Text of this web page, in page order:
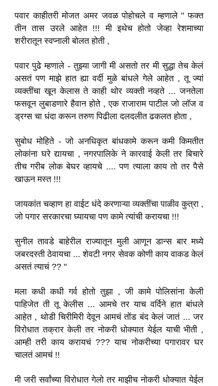
पवार काहीतरी मोजत अमर जवळ पोहोचले व म्हणाले " फक्त
तीन तास उरले आहेत !!! मी इथेच होतो जेव्हा रेशमाच्या
शरीरातून स्वप्नाली बोलत होती ,
पवार पुढे म्हणाले - तुझ्या जागी मी असतो तर मी सुद्धा तेच केलं
असतं पण माझे हात ह्या वर्दी मुळे बांधले गेले आहेत , तू ज्यां
व्यक्तींचा खून केलास ते काही थोर व्यक्ती नव्हते ... जनतेला
फसवून लुबाडणारे हैवान होते , एक राजाराम पाटील जो लॉज व
ड्रग्स चा धंदा करून तरुण पिढीला दलदलीत ढकलत होता ,
सुबोध मोहिते - जो अनधिकृत बांधकामे करून कमी किमतीत
लोकांना घरे द्यायचा , नगरपालिके ने कारवाई केली तर बिचारे
तीच गरीब लोक बेघर व्हायचे .... पण त्याला काय तो तर पैसे
खाऊन मस्त !!!
जायकांत चव्हाण हा वाईट धंदे करणाऱ्या व्यक्तींचा पाळीव कुत्रा ,
जो पगार सरकारचा घ्यायचा पण कामे त्यांची करायचा !!!
सुनील तावडे बाहेरील राज्यातून मुली आणून डान्स बार मध्ये
जबरदस्ती ठेवायचा ... शेवटी नगर सेवक कोणी काय वाकड केलं
असतं त्याचं ?? "
मला कधी कधी गर्व होतो तुझा , जी कामे पोलिसांना केली
पाहिजेत ती तू केलीस ... आमचे तर याच वर्दिने हात बांधले
आहेत , थोडी चिरीमिरी देवून आमचं तोंड बंद केलं जातं ... जर
विरोधात तक्रार केली तर नोकरी धोक्यात येईल याची भीती ,
आम्ही तरी काय करायचं ??? याच नोकरीच्या पगारावर घर
चालतं आमचं !!
मी जरी सर्वांच्या विरोधात गेलो तर माझीच नोकरी धोक्यात येईल